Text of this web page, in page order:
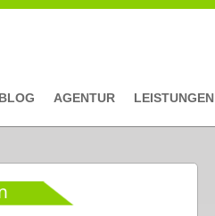
BLOG AGENTUR LEISTUNGEN